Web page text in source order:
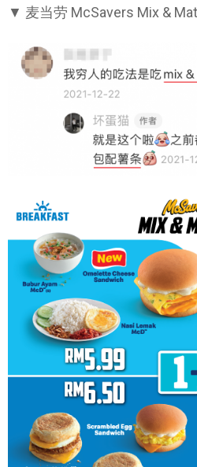
▼ 麦当劳 McSavers Mix &